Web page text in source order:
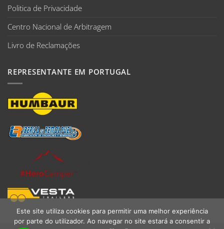
Politica de Privacidade
Centro Nacional de Arbitragem
Livro de Reclamações
REPRESENTANTE EM PORTUGAL
Este site utiliza cookies para permitir uma melhor experiência
por parte do utilizador. Ao navegar no site estará a consentir a